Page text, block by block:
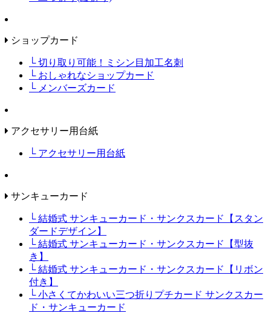
ショップカード
└ 切り取り可能！ミシン目加工名刺
└ おしゃれなショップカード
└ メンバーズカード
アクセサリー用台紙
└ アクセサリー用台紙
サンキューカード
└ 結婚式 サンキューカード・サンクスカード【スタン
ダードデザイン】
└ 結婚式 サンキューカード・サンクスカード【型抜
き】
└ 結婚式 サンキューカード・サンクスカード【リボン
付き】
└ 小さくてかわいい三つ折りプチカード サンクスカー
ド・サンキューカード